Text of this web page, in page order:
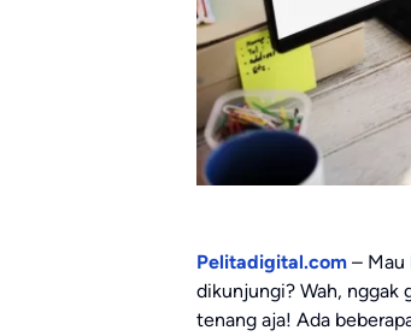
Pelitadigital.com – Mau
dikunjungi? Wah, nggak
tenang aja! Ada